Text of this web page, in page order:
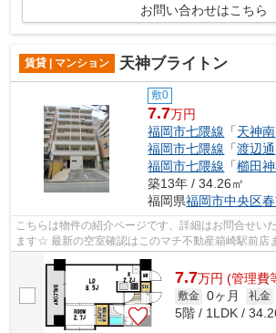
お問い合わせはこちら
賃貸 | マンション 天神ブライトン
敷0
7.7万円
福岡市七隈線 「天神南
福岡市七隈線 「渡辺通
福岡市七隈線 「櫛田
築13年 / 34.26㎡
福岡県福岡市中央区
こちらは物件の紹介ページです、詳細はお問合せい
ます☆ 最新の空室確認はこのマチ不動産箱崎駅前店
す！迅速に対応致します！！！！！♪
7.7万円 (管理費
敷金 0ヶ月 礼金
5階 / 1LDK /